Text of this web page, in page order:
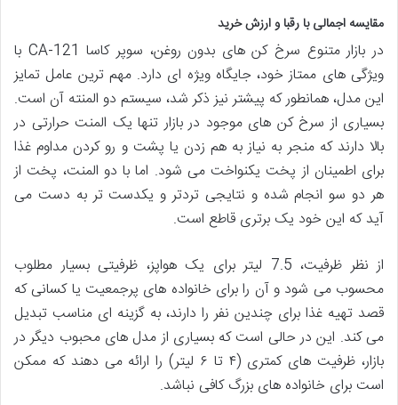
مقایسه اجمالی با رقبا و ارزش خرید
در بازار متنوع سرخ کن های بدون روغن، سوپر کاسا CA-121 با
ویژگی های ممتاز خود، جایگاه ویژه ای دارد. مهم ترین عامل تمایز
این مدل، همانطور که پیشتر نیز ذکر شد، سیستم دو المنته آن است.
بسیاری از سرخ کن های موجود در بازار تنها یک المنت حرارتی در
بالا دارند که منجر به نیاز به هم زدن یا پشت و رو کردن مداوم غذا
برای اطمینان از پخت یکنواخت می شود. اما با دو المنت، پخت از
هر دو سو انجام شده و نتایجی تردتر و یکدست تر به دست می
آید که این خود یک برتری قاطع است.
از نظر ظرفیت، 7.5 لیتر برای یک هواپز، ظرفیتی بسیار مطلوب
محسوب می شود و آن را برای خانواده های پرجمعیت یا کسانی که
قصد تهیه غذا برای چندین نفر را دارند، به گزینه ای مناسب تبدیل
می کند. این در حالی است که بسیاری از مدل های محبوب دیگر در
بازار، ظرفیت های کمتری (۴ تا ۶ لیتر) را ارائه می دهند که ممکن
است برای خانواده های بزرگ کافی نباشد.